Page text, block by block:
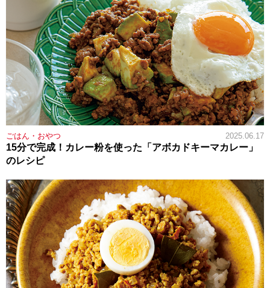
ごはん・おやつ 2025.06.17
15分で完成！カレー粉を使った「アボカドキーマカレー」
のレシピ